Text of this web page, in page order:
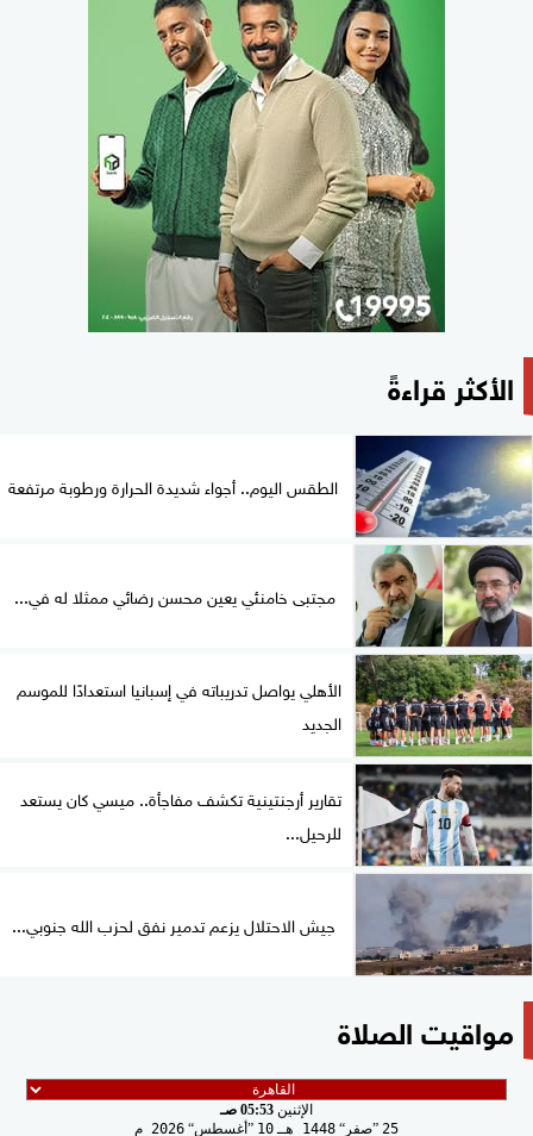
الأكثر قراءةً
الطقس اليوم.. أجواء شديدة الحرارة ورطوبة مرتفعة
مجتبى خامنئي يعين محسن رضائي ممثلا له في...
الأهلي يواصل تدريباته في إسبانيا استعدادًا للموسم
الجديد
تقارير أرجنتينية تكشف مفاجأة.. ميسي كان يستعد
للرحيل...
جيش الاحتلال يزعم تدمير نفق لحزب الله جنوبي...
مواقيت الصلاة
الإثنين 05:53 صـ
25 صفر 1448 هـ 10 أغسطس 2026 م